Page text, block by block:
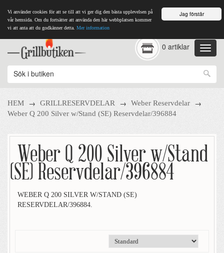
Jag förstår
Vi använder cookies för att se till att vi ger dig den bästa upplevelsen på
vår hemsida. Om du fortsätter att använda den här webbplatsen kommer
vi att anta att du godkänner detta. Mer information
0 artiklar
HEM → GRILLRESERVDELAR → Weber Reservdelar →
Weber Q 200 Silver w/Stand (SE) Reservdelar/396884
Weber Q 200 Silver w/Stand
(SE) Reservdelar/396884
WEBER Q 200 SILVER W/STAND (SE)
RESERVDELAR/396884.